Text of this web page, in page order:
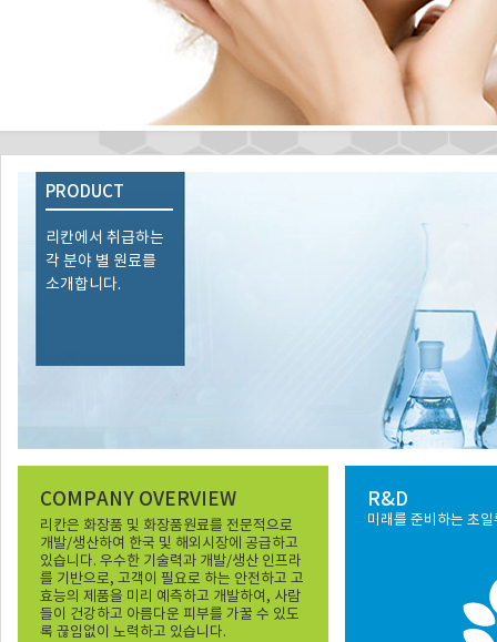
PRODUCT
리칸에서 취급하는
각 분야 별 원료를
소개합니다.
COMPANY OVERVIEW
리칸은 화장품 및 화장품원료를 전문적으로
개발/생산하여 한국 및 해외시장에 공급하고
있습니다. 우수한 기술력과 개발/생산 인프라
를 기반으로, 고객이 필요로 하는 안전하고 고
효능의 제품을 미리 예측하고 개발하여, 사람
들이 건강하고 아름다운 피부를 가꿀 수 있도
록 끊임없이 노력하고 있습니다.
R&D
미래를 준비하는 초